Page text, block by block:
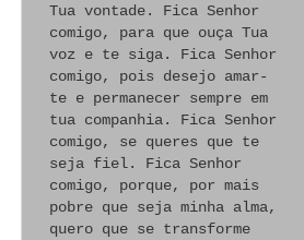
Tua vontade. Fica Senhor
comigo, para que ouça Tua
voz e te siga. Fica Senhor
comigo, pois desejo amar-
te e permanecer sempre em
tua companhia. Fica Senhor
comigo, se queres que te
seja fiel. Fica Senhor
comigo, porque, por mais
pobre que seja minha alma,
quero que se transforme